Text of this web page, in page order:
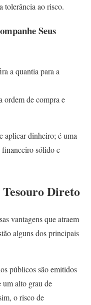
tolerância ao risco.
Seus
a quantia para a
ordem de compra e
aplicar dinheiro; é uma
sólido e
Direto
vantagens que atraem
alguns dos principais
públicos são emitidos
um alto grau de
o risco de